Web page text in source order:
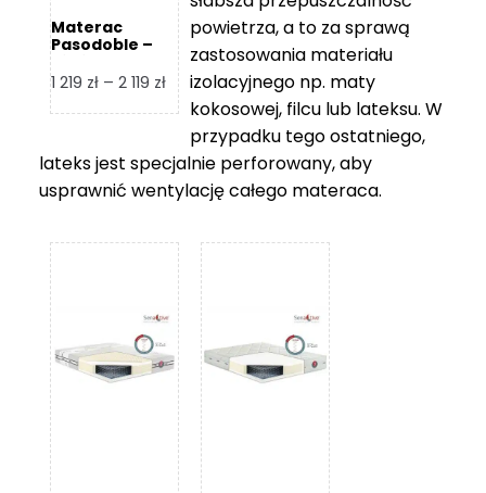
Materac
Pasodoble –
1 219 zł – 2 119 złZakres
cen:
1
219 zł
do
119 zł
powietrza, a to za sprawą
zastosowania materiału
izolacyjnego np. maty
kokosowej, filcu lub lateksu. W
przypadku tego ostatniego,
lateks jest specjalnie perforowany, aby
usprawnić wentylację całego materaca.